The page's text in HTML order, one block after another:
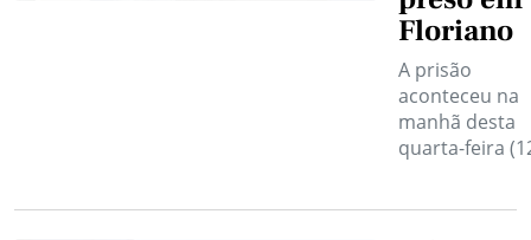
Floriano
A prisão
aconteceu na
manhã desta
quarta-feira